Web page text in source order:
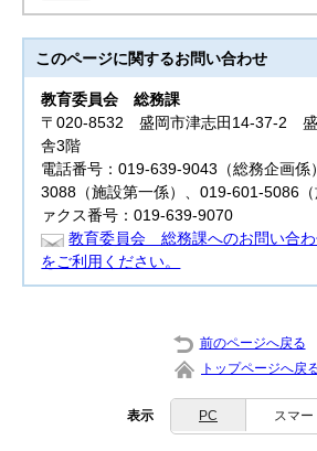
このページに関するお問い合わせ
教育委員会総務課
〒020-8532 盛岡市津志田14-37-2 盛
舎3階
電話番号：019-639-9043（総務企画係
3088（施設第一係）、019-601-5086
ァクス番号：019-639-9070
教育委員会 総務課へのお問い合わ
をご利用ください。
前のページへ戻る
トップページへ戻
表示 PC スマ